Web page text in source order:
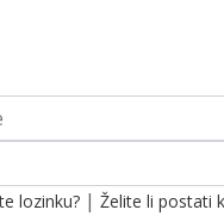
lozinku? | Želite li postati